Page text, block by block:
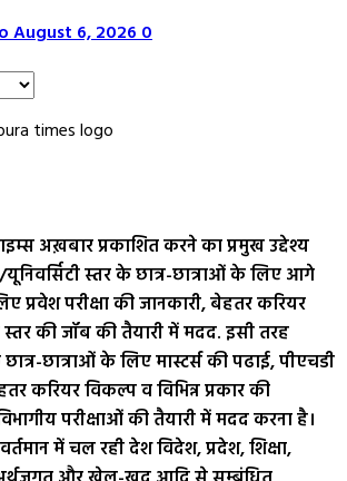
August 6, 20260
अख़बार प्रकाशित करने का प्रमुख उद्देश्य
स्तर के छात्र-छात्राओं के लिए आगे
प्रवेश परीक्षा की जानकारी, बेहतर करियर
की जॉब की तैयारी में मदद. इसी तरह
छात्राओं के लिए मास्टर्स की पढाई, पीएचडी
करियर विकल्प व विभिन्न प्रकार की
परीक्षाओं की तैयारी में मदद करना है।
में चल रही देश विदेश, प्रदेश, शिक्षा,